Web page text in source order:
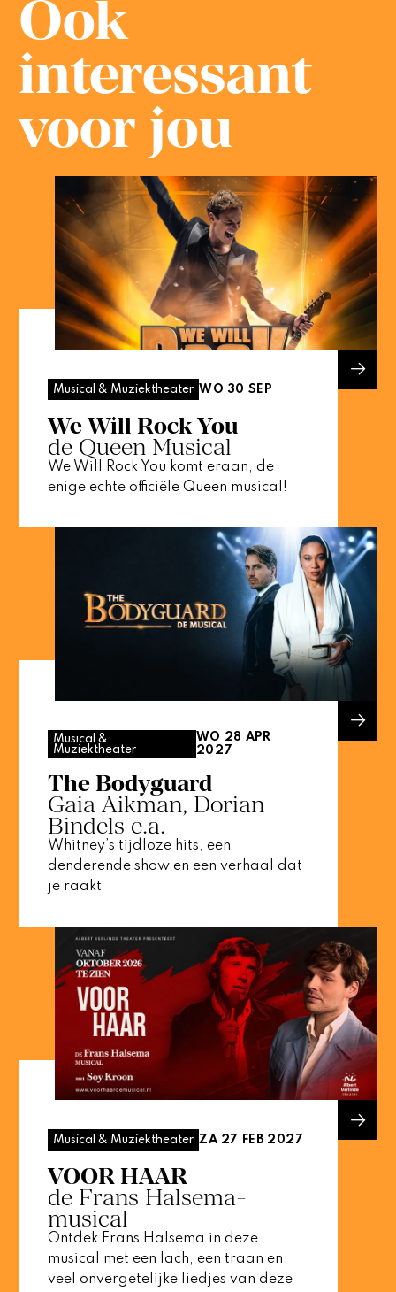
Ook
interessant
voor jou
Musical & Muziektheater WO 30 SEP
We Will Rock You
de Queen Musical
We Will Rock You komt eraan, de
enige echte officiële Queen musical!
Musical &
Muziektheater
WO 28 APR
2027
The Bodyguard
Gaia Aikman, Dorian
Bindels e.a.
Whitney’s tijdloze hits, een
denderende show en een verhaal dat
je raakt
Musical & Muziektheater ZA 27 FEB 2027
VOOR HAAR
de Frans Halsema-
musical
Ontdek Frans Halsema in deze
musical met een lach, een traan en
veel onvergetelijke liedjes van deze